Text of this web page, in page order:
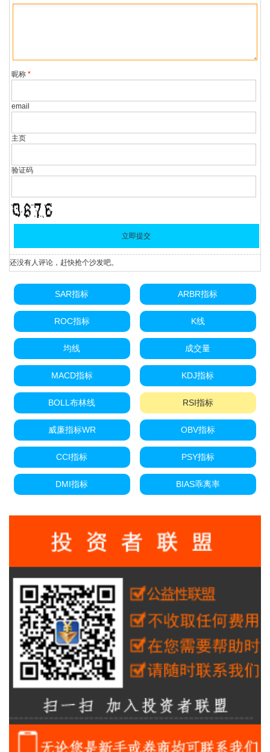
昵称*
email
主页
验证码
还没有人评论，赶快抢个沙发吧。
SAR指标 ARBR指标
ROC指标 K线
均线 成交量
MACD指标 KDJ指标
BOLL布林线 RSI指标
威廉指标WR OBV指标
CCI指标 PSY指标
DMI指标 BIAS乖离率